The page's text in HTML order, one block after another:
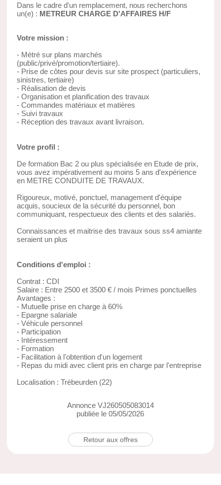
Dans le cadre d'un remplacement, nous recherchons
un(e) : METREUR CHARGE D'AFFAIRES H/F
Votre mission :
- Métré sur plans marchés
(public/privé/promotion/tertiaire).
- Prise de côtes pour devis sur site prospect (particuliers,
sinistres, tertiaire)
- Réalisation de devis
- Organisation et planification des travaux
- Commandes matériaux et matières
- Suivi travaux
- Réception des travaux avant livraison.
Votre profil :
De formation Bac 2 ou plus spécialisée en Etude de prix,
vous avez impérativement au moins 5 ans d'expérience
en METRE CONDUITE DE TRAVAUX.
Rigoureux, motivé, ponctuel, management d'équipe
acquis, soucieux de la sécurité du personnel, bon
communiquant, respectueux des clients et des salariés.
Connaissances et maitrise des travaux sous ss4 amiante
seraient un plus
Conditions d'emploi :
Contrat : CDI
Salaire : Entre 2500 et 3500 € / mois Primes ponctuelles
Avantages :
- Mutuelle prise en charge à 60%
- Epargne salariale
- Véhicule personnel
- Participation
- Intéressement
- Formation
- Facilitation à l'obtention d'un logement
- Repas du midi avec client pris en charge par l'entreprise
Localisation : Trébeurden (22)
Annonce VJ260505083014
publiée le 05/05/2026
Retour aux offres